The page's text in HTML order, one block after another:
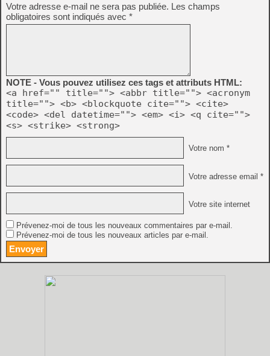
Votre adresse e-mail ne sera pas publiée. Les champs
obligatoires sont indiqués avec *
NOTE - Vous pouvez utilisez ces tags et attributs HTML:
<a href="" title=""> <abbr title=""> <acronym
title=""> <b> <blockquote cite=""> <cite>
<code> <del datetime=""> <em> <i> <q cite="">
<s> <strike> <strong>
Votre nom *
Votre adresse email *
Votre site internet
Prévenez-moi de tous les nouveaux commentaires par e-mail.
Prévenez-moi de tous les nouveaux articles par e-mail.